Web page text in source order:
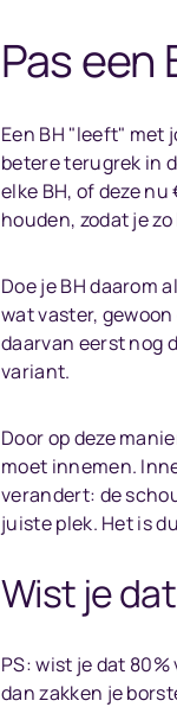
Pas een
Een BH "leeft" met
betere terugrek in
elke BH, of deze
houden, zodat je
Doe je BH daarom
wat vaster,
daarvan eerst nog
variant.
Door op deze
moet innemen.
verandert: de
juiste plek. Het is
Wist je
PS: wist je dat
dan zakken je